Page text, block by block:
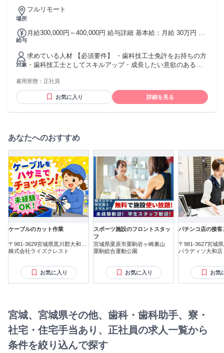
場所
フルリモート
給与
月給300,000円～400,000円 給与詳細 基本給：月給 30万円 〜
れる通勤・皆勤・家族手当金額：あり 全員に一律で支払われ
るその他手当金額：あり ■別途手当 ・住宅手当2万円（賃貸で
世帯主の場合／交通費との選択制） ・引越手当（不動産仲介
手数料無料） ■昇給あり（年1回） 試用期間あり（3か月～）
態、経験・スキル等により決定いたします。 固定残業時間を
超過した場合は、別途法定通り支給。 給与額により、固定残
業手当の金額および時間数は異なります。 ※固定残業手当
用・研修期間の条件：本採用と同じ
対象
求めている人材 【必須要件】 ・歯科技工士免許をお持ちの方
・歯科技工士としてスキルアップ・成長したい意欲のある方
い方 【歓迎要件】 ・マウスピース矯正、または一般歯科治療
に関する臨床経験をお持ちの方 ・医療広告、オンライン診療
に関する知識・興味のある方 ・副業・業務委託など柔軟な働
雇用形態： 正社員
お気に入り 詳細を見る
あなたへのおすすめ
ケーブルのカット作業
〒981-3629宮城県黒川郡大和町
テクノヒルズ
株式会社ライズクレスト
お気に入り
スポーツ施設のフロントスタッ
フ
宮城県栗原市栗駒岩ヶ崎裏山
栗駒総合運動公園
お気に入り
パチンコ店の接客
〒981-3627宮城
吉岡東
パラディソ大和店
お気
宮城、宮城県その他、歯科・歯科助手、寮・
社宅・住宅手当あり、正社員の求人一覧から
条件を絞り込んで探す